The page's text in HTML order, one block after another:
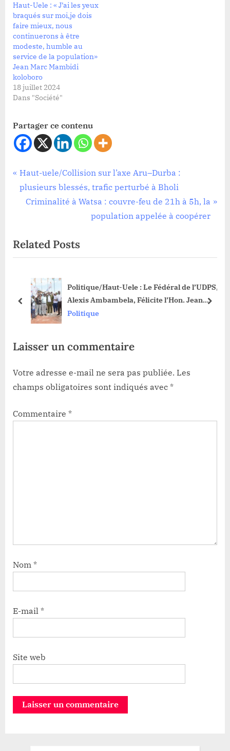
Haut-Uele : « J’ai les yeux
braqués sur moi,je dois
faire mieux, nous
continuerons à être
modeste, humble au
service de la population»
Jean Marc Mambidi
koloboro
18 juillet 2024
Dans "Société"
Partager ce contenu
Politique
Navigation
de
P
r
o
u
o
:
Haut-uele/Collision sur l’axe Aru–Durba :
plusieurs blessés, trafic perturbé à Bholi
N
t
P
Criminalité à Watsa : couvre-feu de 21h à 5h, la
population appelée à coopérer
Related Posts
Politique/Haut-Uele : Le Fédéral de l’UDPS,
Alexis Ambambela, Félicite l’Hon. Jean
Bakomito pour sa brillante élection en tant
Politique
prev next
Laisser un commentaire
Votre adresse e-mail ne sera pas publiée. Les
champs obligatoires sont indiqués avec *
Commentaire *
Nom *
E-mail *
Site web